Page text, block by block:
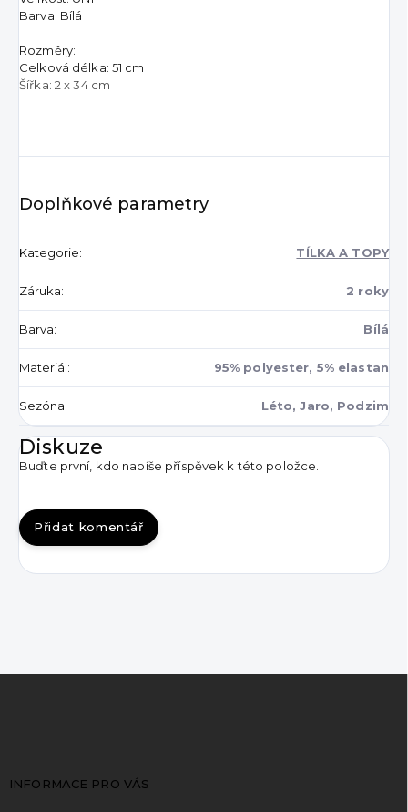
Barva: Bílá
Rozměry:
Celková délka: 51 cm
Šířka: 2 x 34 cm
Doplňkové parametry
Kategorie: TÍLKA A TOPY
Záruka: 2 roky
Barva: Bílá
Materiál: 95% polyester, 5% elastan
Sezóna: Léto, Jaro, Podzim
Diskuze
Buďte první, kdo napíše příspěvek k této položce.
Přidat komentář
INFORMACE PRO VÁS